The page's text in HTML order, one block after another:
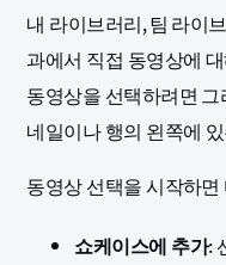
내 라이브러리, 팀 라이
과에서 직접 동영상에
동영상을 선택하려면
네일이나 행의 왼쪽에
동영상 선택을 시작하
쇼케이스에 추가: